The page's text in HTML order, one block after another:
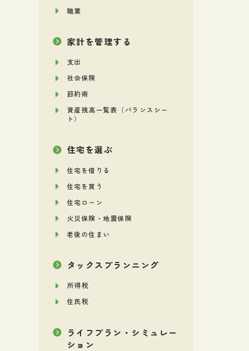
職業
家計を管理する
支出
社会保険
節約術
資産残高一覧表（バランスシー
ト）
住宅を選ぶ
住宅を借りる
住宅を買う
住宅ローン
火災保険・地震保険
老後の住まい
タックスプランニング
所得税
住民税
ライフプラン・シミュレー
ション